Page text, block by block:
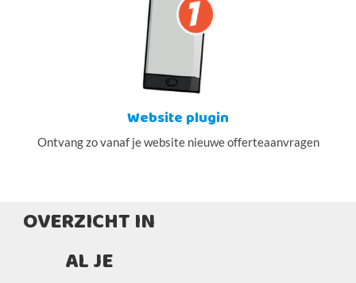
Website plugin
Ontvang zo vanaf je website nieuwe offerteaanvragen
OVERZICHT IN
AL JE